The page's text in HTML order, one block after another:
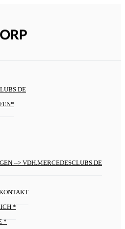
--> VDH.MERCEDESCLUBS.DE
*
*